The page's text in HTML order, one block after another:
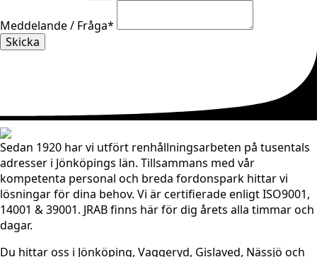
Meddelande / Fråga*
Skicka
Sedan 1920 har vi utfört renhållningsarbeten på tusentals
adresser i Jönköpings län. Tillsammans med vår
kompetenta personal och breda fordonspark hittar vi
lösningar för dina behov. Vi är certifierade enligt ISO9001,
14001 & 39001. JRAB finns här för dig årets alla timmar och
dagar.
Du hittar oss i Jönköping, Vaggeryd, Gislaved, Nässjö och